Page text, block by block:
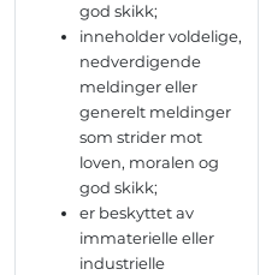
god skikk;
inneholder voldelige,
nedverdigende
meldinger eller
generelt meldinger
som strider mot
loven, moralen og
god skikk;
er beskyttet av
immaterielle eller
industrielle